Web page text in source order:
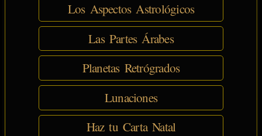
Los Aspectos Astrológicos
Las Partes Árabes
Planetas Retrógrados
Lunaciones
Haz tu Carta Natal